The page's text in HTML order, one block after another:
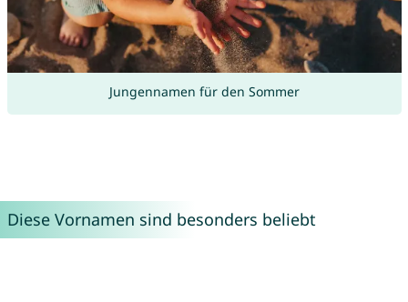
Jungennamen für den Sommer
Diese Vornamen sind besonders beliebt